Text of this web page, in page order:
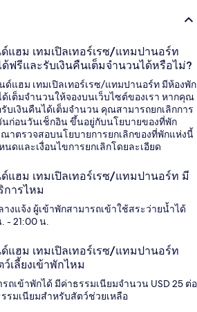
แฮม เทมเปิลเทอร์เรซ/แทมปานอร์ท
ด้ฟรีและรับเงินคืนเต็มจำนวนได้หรือไม่?
ด์แฮม เทมเปิลเทอร์เรซ/แทมปานอร์ท มีห้องพัก
เต็มจำนวนให้จองบนเว็บไซต์ของเรา หากคุณ
บเงินคืนได้เต็มจำนวน คุณสามารถยกเลิกการ
นก่อนวันเช็กอิน ขึ้นอยู่กับนโยบายของที่พัก
าตรวจสอบนโยบายการยกเลิกของที่พักแห่งนี้
นดและเงื่อนไขการยกเลิกโดยละเอียด
แฮม เทมเปิลเทอร์เรซ/แทมปานอร์ท มี
การไหม
งแจ้ง ผู้เข้าพักสามารถเข้าใช้สระว่ายน้ำได้
- 21:00 น.
แฮม เทมเปิลเทอร์เรซ/แทมปานอร์ท
เลี้ยงเข้าพักไหม
รถเข้าพักได้ มีค่าธรรมเนียมจำนวน USD 25 ต่อ
รมเนียมสำหรับสัตว์ช่วยเหลือ